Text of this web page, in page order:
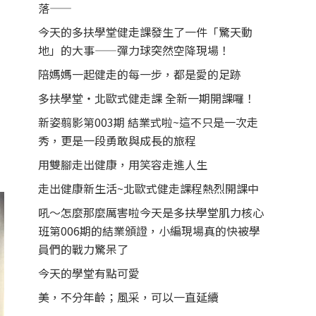
落——
今天的多扶學堂健走課發生了一件「驚天動
地」的大事——彈力球突然空降現場！
陪媽媽一起健走的每一步，都是愛的足跡
多扶學堂・北歐式健走課 全新一期開課囉！
新姿翦影第003期 結業式啦~這不只是一次走
秀，更是一段勇敢與成長的旅程
用雙腳走出健康，用笑容走進人生
走出健康新生活~北歐式健走課程熱烈開課中
吼～怎麼那麼厲害啦今天是多扶學堂肌力核心
班第006期的結業頒證，小編現場真的快被學
員們的戰力驚呆了
今天的學堂有點可愛
美，不分年齡；風采，可以一直延續